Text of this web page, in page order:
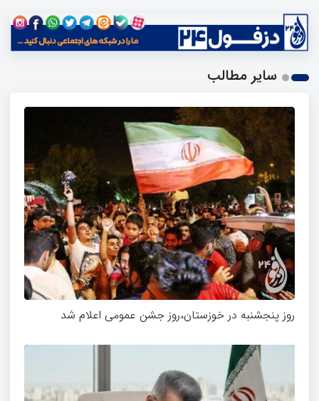
سایر مطالب
روز پنجشنبه در خوزستان،روز جشن عمومی اعلام شد